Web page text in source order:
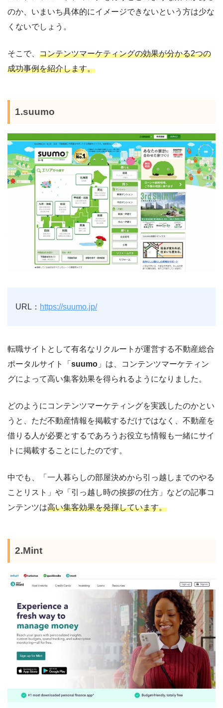
のか、いまいち具体的にイメージできないという方は少な
くないでしょう。
そこで、 コンテンツマーケティングの効果が分かる2つの
成功事例を紹介します。
1.suumo
URL： https://suumo.jp/
転職サイトとして有名なリクルートが運営する不動産総合
ポータルサイト「 suumo 」は、コンテンツマーケティン
グによって高い集客効果を得られるようになりました。
どのようにコンテンツマーケティングを実践したのかとい
うと、ただ不動産情報を掲載するだけではなく、不動産を
借りる人が必要とするであろうお役立ち情報も一緒にサイ
トに掲載することにしたのです。
中でも、「一人暮らしの部屋決めから引っ越しまでのやる
ことリスト」や「引っ越し時の挨拶の仕方」などの記事コ
ンテンツは高い集客効果を発揮しています。
2.Mint